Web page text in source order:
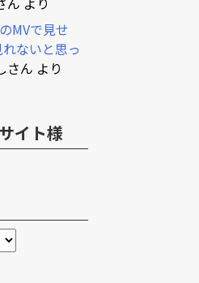
MVで見せ
ないと思っ
さん より
イト様